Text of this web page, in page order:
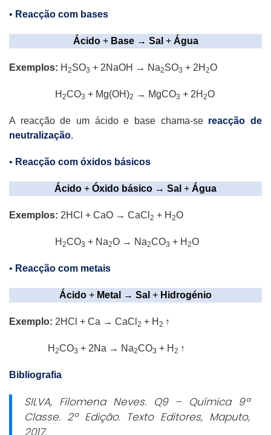
• Reacção com bases
Ácido +Base → Sal +Água
Exemplos: H 2SO3 + 2NaOH → Na2SO3 + 2H 2O
H 2CO3 + Mg(OH)2 → MgCO3 + 2H 2O
A reacção de um ácido e base chama-se reacção de
neutralização.
• Reacção com óxidos básicos
Ácido + Óxido básico → Sal + Água
Exemplos: 2HCl + CaO → CaCl 2 + H 2O
H 2CO3 + Na2O → Na2CO3 + H 2O
• Reacção com metais
Ácido + Metal → Sal + Hidrogénio
Exemplo: 2HCl + Ca → CaCl 2 + H 2 ↑
H 2CO3 + 2Na → Na2CO3 + H 2 ↑
Bibliografia
SILVA, Filomena Neves. Q9 – Química 9ª
Classe. 2ª Edição. Texto Editores, Maputo,
2017.